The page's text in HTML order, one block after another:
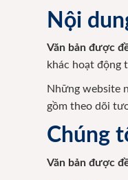
Nội
Văn bản được
khác hoạt động
Những website
gồm theo dõi
Chúng
Văn bản được